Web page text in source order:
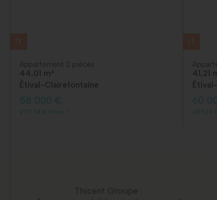
Appartement 2 pièces
44,01 m²
Étival-Clairefontaine
58 000 €
277,74 € / mois *
41,21
60
287,32
Thicent Groupe :